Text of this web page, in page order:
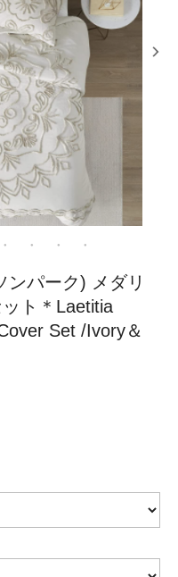
ンパーク) メダリ
ト＊Laetitia
Set /Ivory＆